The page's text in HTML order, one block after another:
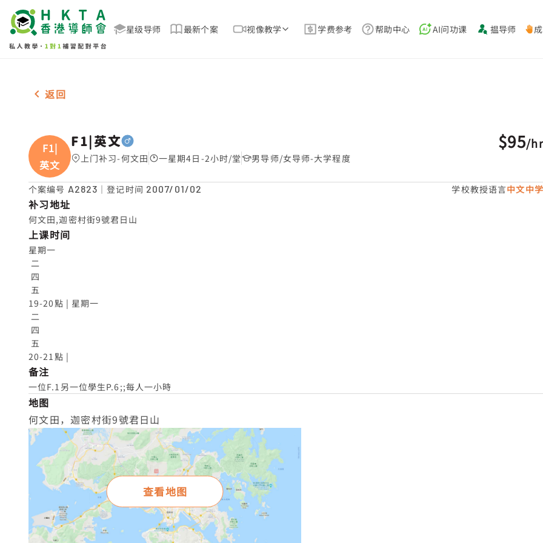
星级导师 最新个案 视像教学 学费参考 帮助中心 AI问功课 揾导师
男2名 F1|英文，何文田 补习推介
返回
F1|
英文
F1|英文
上门补习-何文田 一星期4日-2小时/堂 男导师/女导师-大学程度
$95/hr
个案编号 A2823 ｜登记时间 2007/01/02 学校教授语言中文中学
补习地址
何文田,迦密村街9號君日山
上课时间
星期一
二
五
19-20點 | 星期一
二
五
20-21點 |
备注
一位F.1另一位學生P.6;;每人一小時
地图
何文田，迦密村街9號君日山
查看地图